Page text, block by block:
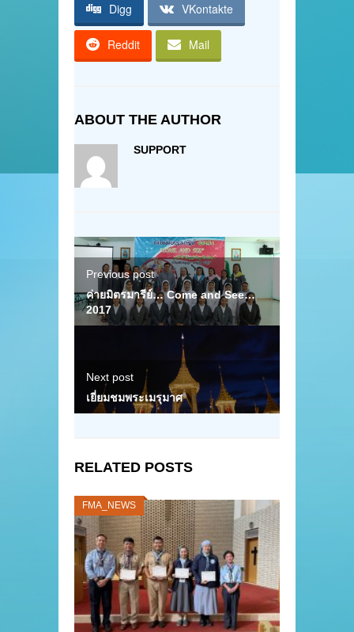
Digg VKontakte
Reddit Mail
ABOUT THE AUTHOR
SUPPORT
Previous post
ค่ายมิตรมารีย์… Come and See…
2017
Next post
เยี่ยมชมพระเมรุมาศ
RELATED POSTS
FMA_NEWS